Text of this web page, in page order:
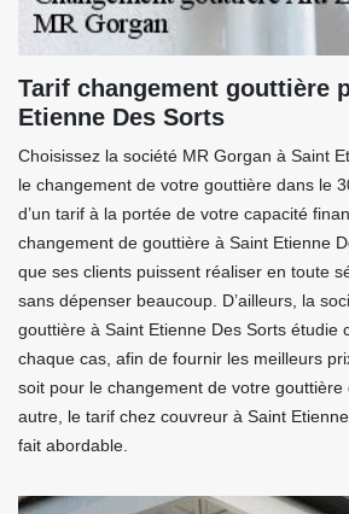
Tarif changement gouttière
Etienne Des Sorts
Choisissez la société MR Gorgan à Saint
le changement de votre gouttière dans le
d’un tarif à la portée de votre capacité
changement de gouttière à Saint Etienne
que ses clients puissent réaliser en toute
sans dépenser beaucoup. D’ailleurs, la
gouttière à Saint Etienne Des Sorts étudie
chaque cas, afin de fournir les meilleurs
soit pour le changement de votre gouttière
autre, le tarif chez couvreur à Saint
fait abordable.